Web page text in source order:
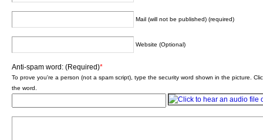
Mail (will not be published) (required)
Website (Optional)
Anti-spam word: (Required)*
To prove you're a person (not a spam script), type the security word shown in the picture.
the word.